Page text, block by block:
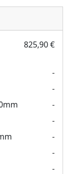
825,90 €
-
-
-
-
-
-
-